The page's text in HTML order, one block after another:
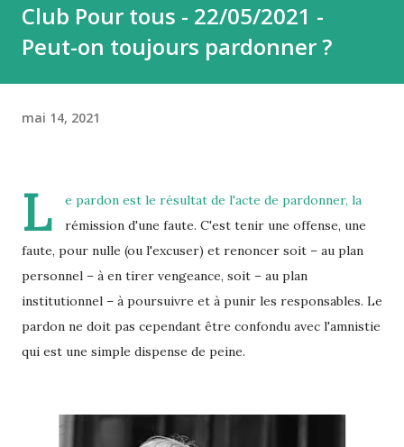
Club Pour tous - 22/05/2021 -
Peut-on toujours pardonner ?
mai 14, 2021
L
e pardon est le résultat de l'acte de pardonner, la
rémission d'une faute. C'est tenir une offense, une
faute, pour nulle (ou l'excuser) et renoncer soit – au plan
personnel – à en tirer vengeance, soit – au plan
institutionnel – à poursuivre et à punir les responsables. Le
pardon ne doit pas cependant être confondu avec l'amnistie
qui est une simple dispense de peine.